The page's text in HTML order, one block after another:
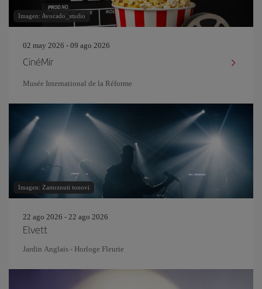
Imagen: Avocado_studio
02 may 2026 - 09 ago 2026
CinéMir
Musée International de la Réforme
Imagen: Zamrznuti tonovi
22 ago 2026 - 22 ago 2026
Elvett
Jardin Anglais - Horloge Fleurie